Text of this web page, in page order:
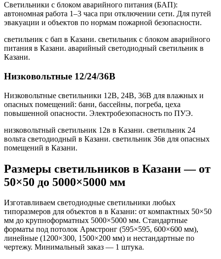
Светильники с блоком аварийного питания (БАП):
автономная работа 1–3 часа при отключении сети. Для путей
эвакуации и объектов по нормам пожарной безопасности.
светильник с бап в Казани. светильник с блоком аварийного
питания в Казани. аварийный светодиодный светильник в
Казани.
Низковольтные 12/24/36В
Низковольтные светильники 12В, 24В, 36В для влажных и
опасных помещений: бани, бассейны, погреба, цеха
повышенной опасности. Электробезопасность по ПУЭ.
низковольтный светильник 12в в Казани. светильник 24
вольта светодиодный в Казани. светильник 36в для опасных
помещений в Казани.
Размеры светильников в Казани— от
50×50 до 5000×5000 мм
Изготавливаем светодиодные светильники любых
типоразмеров для объектов в в Казани: от компактных 50×50
мм до крупноформатных 5000×5000 мм. Стандартные
форматы под потолок Армстронг (595×595, 600×600 мм),
линейные (1200×300, 1500×200 мм) и нестандартные по
чертежу. Минимальный заказ — 1 штука.